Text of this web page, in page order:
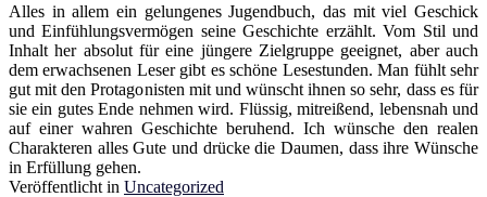
Alles in allem ein gelungenes Jugendbuch, das mit viel Geschick
und Einfühlungsvermögen seine Geschichte erzählt. Vom Stil und
Inhalt her absolut für eine jüngere Zielgruppe geeignet, aber auch
dem erwachsenen Leser gibt es schöne Lesestunden. Man fühlt sehr
gut mit den Protagonisten mit und wünscht ihnen so sehr, dass es für
sie ein gutes Ende nehmen wird. Flüssig, mitreißend, lebensnah und
auf einer wahren Geschichte beruhend. Ich wünsche den realen
Charakteren alles Gute und drücke die Daumen, dass ihre Wünsche
in Erfüllung gehen.
Veröffentlicht in Uncategorized